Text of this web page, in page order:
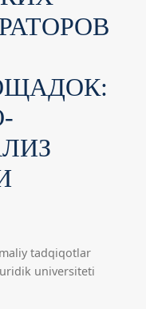
tadqiqotlar
universiteti